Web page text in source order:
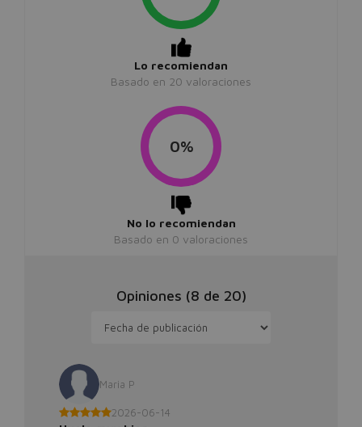
Lo recomiendan
Basado en 20 valoraciones
0%
No lo recomiendan
Basado en 0 valoraciones
Opiniones (8 de 20)
Maria P
2026-06-14